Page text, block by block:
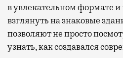
в увлекательном формате
взглянуть на знаковые
позволяют не просто
узнать, как создавался